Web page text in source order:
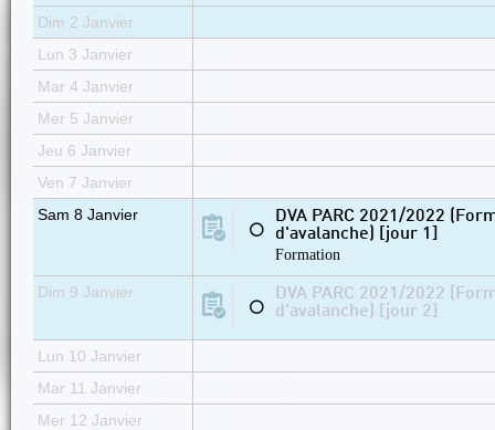
Dim 2 Janvier
Lun 3 Janvier
Mar 4 Janvier
Mer 5 Janvier
Jeu 6 Janvier
Ven 7 Janvier
Sam 8 Janvier
⚪
DVA PARC 2021/2022
d'avalanche) [jour 1]
Formation
Dim 9 Janvier
⚪
DVA PARC 2021/2022
d'avalanche) [jour 2]
Lun 10 Janvier
Mar 11 Janvier
Mer 12 Janvier